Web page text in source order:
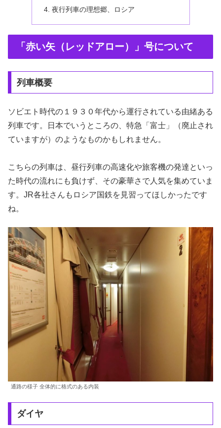
夜行列車の理想郷、ロシア
「赤い矢（レッドアロー）」号について
列車概要
ソビエト時代の１９３０年代から運行されている由緒ある
列車です。日本でいうところの、特急「富士」（廃止され
ていますが）のようなものかもしれません。
こちらの列車は、昼行列車の高速化や旅客機の発達といっ
た時代の流れにも負けず、その豪華さで人気を集めていま
す。JR各社さんもロシア国鉄を見習ってほしかったです
ね。
通路の様子 全体的に格式のある内装
ダイヤ